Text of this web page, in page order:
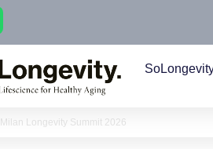
Milan Longevity Summit 2026